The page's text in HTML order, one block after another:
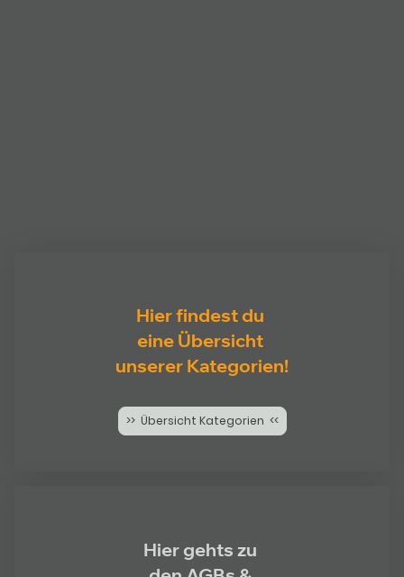
Hier findest du
eine Übersicht
unserer Kategorien!
>> Übersicht Kategorien <<
Hier gehts zu